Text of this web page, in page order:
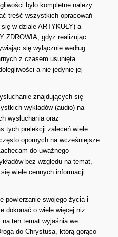
było kompletne należy
treść wszystkich opracowań
w dziale ARTYKUŁY) a
ZDROWIA, gdyż realizując
się wyłącznie według
z czasem usunięta
a nie jedynie jej
znajdujących się
wykładów (audio) na
wysłuchania oraz
tych prelekcji zaleceń wiele
opornych na wcześniejsze
do uważnego
bez względu na temat,
wiele cennych informacji
powierzanie swojego życia i
dokonać o wiele więcej niż
ten temat wyjaśnia we
do Chrystusa, którą gorąco